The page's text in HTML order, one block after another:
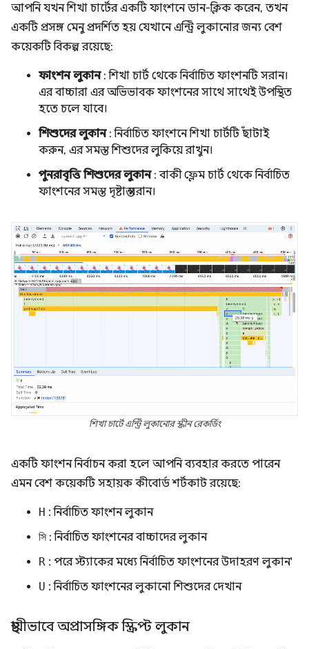
আপনি যখন শিখা চার্টের একটি ফাংশনে ডান-ক্লিক করেন, তখন
একটি প্রসঙ্গ মেনু প্রদর্শিত হয় যেখানে এন্ট্রি লুকানোর জন্য বেশ
কয়েকটি বিকল্প রয়েছে:
ফাংশন লুকান: শিখা চার্ট থেকে নির্বাচিত ফাংশনটি সরান।
এর বাচ্চারা এর অভিভাবক ফাংশনের সাথে সাথেই উপস্থিত
হতে চলে যাবে।
শিশুদের লুকান: নির্বাচিত ফাংশনে শিখা চার্টটি ছাঁটাই
করুন, এর সমস্ত শিশুদের লুকিয়ে রাখুন।
পুনরাবৃত্তি শিশুদের লুকান: বাকী ফ্লেম চার্ট থেকে নির্বাচিত
ফাংশনের সমস্ত দৃষ্টান্ত সরান।
শিখা চার্টে এন্ট্রি লুকানোর স্ক্রীন রেকর্ডিং
একটি ফাংশন নির্বাচন করা হলে আপনি ব্যবহার করতে পারেন
এমন বেশ কয়েকটি সহায়ক কীবোর্ড শর্টকাট রয়েছে:
H : নির্বাচিত ফাংশন লুকান
সি : নির্বাচিত ফাংশনের বাচ্চাদের লুকান
R : পরে স্ট্যাকের মধ্যে নির্বাচিত ফাংশনের উদাহরণ লুকান'
U : নির্বাচিত ফাংশনের লুকানো শিশুদের দেখান
স্থায়ীভাবে অপ্রাসঙ্গিক স্ক্রিপ্ট লুকান